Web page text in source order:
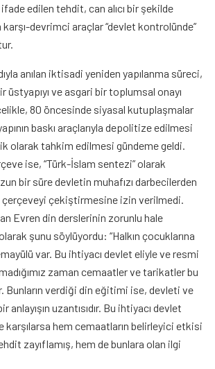
ifade edilen tehdit, can alıcı bir şekilde
devrimci araçlar “devlet kontrolünde”
anılan iktisadi yeniden yapılanma süreci,
üstyapıyı ve asgari bir toplumsal onayı
80 öncesinde siyasal kutuplaşmalar
baskı araçlarıyla depolitize edilmesi
olarak tahkim edilmesi gündeme geldi.
ise, “Türk-İslam sentezi” olarak
bir süre devletin muhafızı darbecilerden
çekiştirmesine izin verilmedi.
Evren din derslerinin zorunlu hale
şunu söylüyordu: “Halkın çocuklarına
var. Bu ihtiyacı devlet eliyle ve resmi
zaman cemaatler ve tarikatler bu
Bunların verdiği din eğitimi ise, devleti ve
uzantısıdır. Bu ihtiyacı devlet
hem cemaatların belirleyici etkisi
zayıflamış, hem de bunlara olan ilgi